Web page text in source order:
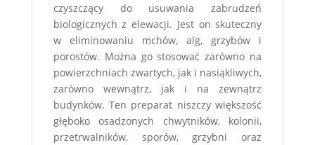
czyszczący do usuwania zabrudzeń
biologicznych z elewacji. Jest on skuteczny
w eliminowaniu mchów, alg, grzybów i
porostów. Można go stosować zarówno na
powierzchniach zwartych, jak i nasiąkliwych,
zarówno wewnątrz, jak i na zewnątrz
budynków. Ten preparat niszczy większość
głęboko osadzonych chwytników, kolonii,
przetrwalników, sporów, grzybni oraz